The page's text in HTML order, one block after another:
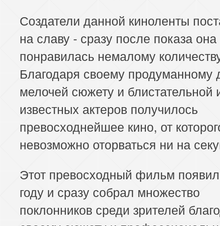
Создатели данной киноленты
на славу - сразу после показа она
понравилась немалому
Благодаря своему продуманному
мелочей сюжету и блистательной
известных актеров получилось
превосходнейшее кино, от
невозможно оторваться ни на
Этот превосходный фильм
году и сразу собрал множество
поклонников среди зрителей